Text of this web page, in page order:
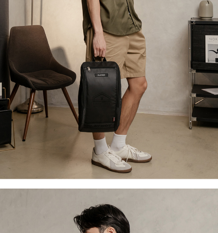
４．使用「AFTEE先享後付」時，將依據個別帳號之用戶狀況，依本公司即
時審查核予不同之上限額度；若仍有額度不足之情形，本公司將視審查結果
請求用戶進行身份認證。
５．嚴禁一人註冊多個帳號或使用他人資訊註冊。若發現惡意使用之情形，
恩沛科技股份有限公司將有權停止該用戶之使用額度並採取法律行動。
每筆NT$60，滿NT$2,000(含以上)免運費
宅配_離島
每筆NT$100